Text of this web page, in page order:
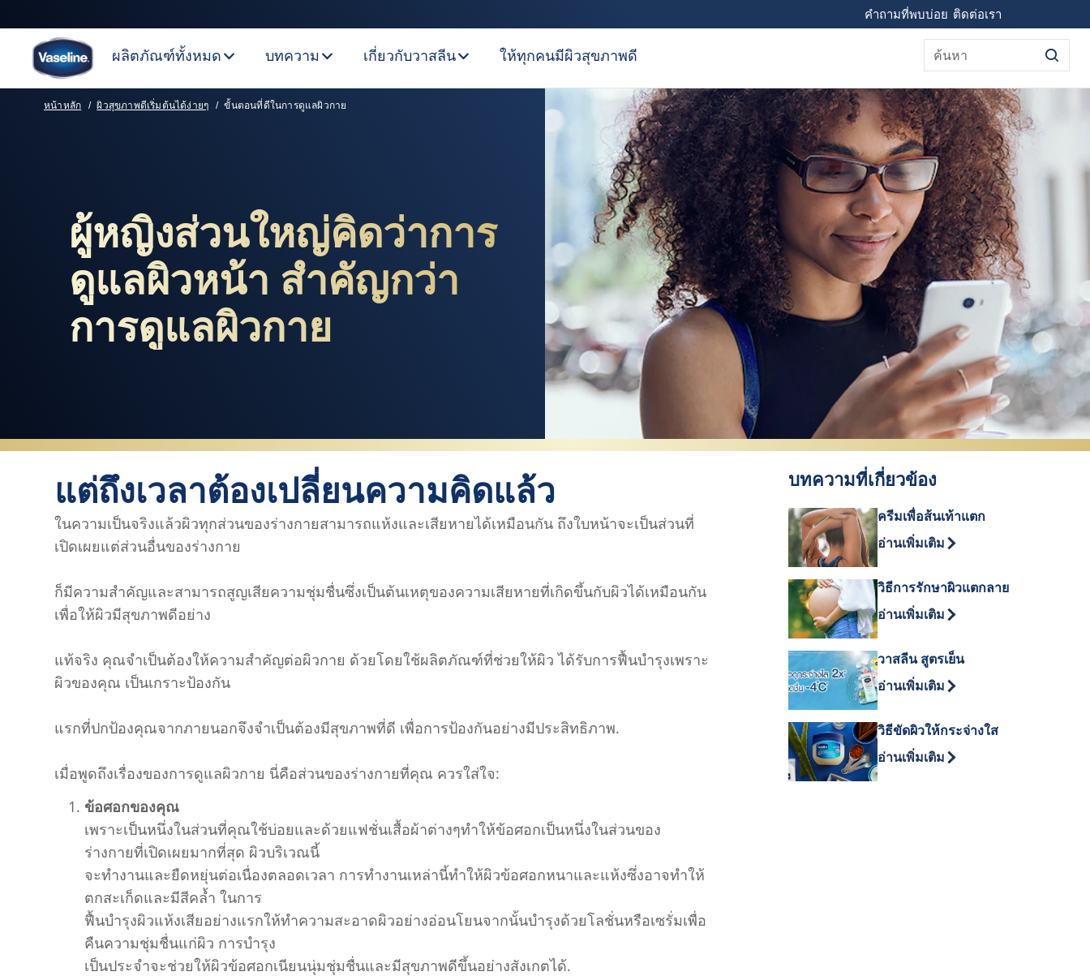
คำถามที่พบบ่อย ติดต่อเรา
ผลิตภัณฑ์ทั้งหมด บทความ เกี่ยวกับวาสลีน ให้ทุกคนมีผิวสุขภาพดี ค้นหา
ผู้หญิงส่วนใหญ่คิดว่าการดูแลผิวหน้า สำคัญกว่าการดูแลผิวกา
หน้าหลัก ผิวสุขภาพดีเริ่มต้นได้ง่ายๆ ขั้นตอนที่ดีในการดูแลผิวกาย
ผู้หญิงส่วนใหญ่คิดว่าการ
ดูแลผิวหน้า สำคัญกว่า
การดูแลผิวกาย
แต่ถึงเวลาต้องเปลี่ยนความคิดแล้ว
ในความเป็นจริงแล้วผิวทุกส่วนของร่างกายสามารถแห้งและเสียหายได้เหมือนกัน ถึงใบหน้าจะเป็นส่วนที่
เปิดเผยแต่ส่วนอื่นของร่างกาย
ก็มีความสำคัญและสามารถสูญเสียความชุ่มชื่นซึ่งเป็นต้นเหตุของความเสียหายที่เกิดขึ้นกับผิวได้เหมือนกัน
เพื่อให้ผิวมีสุขภาพดีอย่าง
แท้จริง คุณจำเป็นต้องให้ความสำคัญต่อผิวกาย ด้วยโดยใช้ผลิตภัณฑ์ที่ช่วยให้ผิว ได้รับการฟื้นบำรุงเพราะ
ผิวของคุณ เป็นเกราะป้องกัน
แรกที่ปกป้องคุณจากภายนอกจึงจำเป็นต้องมีสุขภาพที่ดี เพื่อการป้องกันอย่างมีประสิทธิภาพ.
เมื่อพูดถึงเรื่องของการดูแลผิวกาย นี่คือส่วนของร่างกายที่คุณ ควรใส่ใจ:
ข้อศอกของคุณ
เพราะเป็นหนึ่งในส่วนที่คุณใช้บ่อยและด้วยแฟชั่นเสื้อผ้าต่างๆทำให้ข้อศอกเป็นหนึ่งในส่วนของ
ร่างกายที่เปิดเผยมากที่สุด ผิวบริเวณนี้
จะทำงานและยืดหยุ่นต่อเนื่องตลอดเวลา การทำงานเหล่านี้ทำให้ผิวข้อศอกหนาและแห้งซึ่งอาจทำให้
ตกสะเก็ดและมีสีคล้ำ ในการ
ฟื้นบำรุงผิวแห้งเสียอย่างแรกให้ทำความสะอาดผิวอย่างอ่อนโยนจากนั้นบำรุงด้วยโลชั่นหรือเซรั่มเพื่อ
คืนความชุ่มชื่นแก่ผิว การบำรุง
เป็นประจำจะช่วยให้ผิวข้อศอกเนียนนุ่มชุ่มชื่นและมีสุขภาพดีขึ้นอย่างสังเกตได้.
บทความที่เกี่ยวข้อง
ครีมเพื่อส้นเท้าแตก
Discover more about ครีมเพื่อส้นเ
อ่านเพิ่มเติม
วิธีการรักษาผิวแตกลาย
Discover more about วิธีการรักษา
อ่านเพิ่มเติม
วาสลีน สูตรเย็น
Discover more about วาสลีน สูตรเ
อ่านเพิ่มเติม
วิธีขัดผิวให้กระจ่างใส
Discover more about วิธีขัดผิวให้กร
อ่านเพิ่มเติม